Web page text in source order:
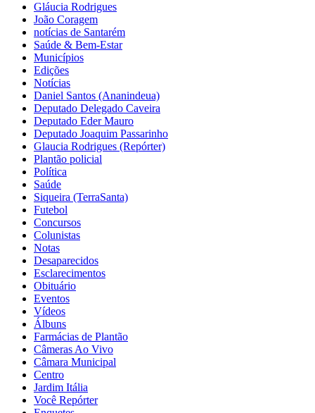
Gláucia Rodrigues
João Coragem
notícias de Santarém
Saúde & Bem-Estar
Municípios
Edições
Notícias
Daniel Santos (Ananindeua)
Deputado Delegado Caveira
Deputado Eder Mauro
Deputado Joaquim Passarinho
Glaucia Rodrigues (Repórter)
Plantão policial
Política
Saúde
Siqueira (TerraSanta)
Futebol
Concursos
Colunistas
Notas
Desaparecidos
Esclarecimentos
Obituário
Eventos
Vídeos
Álbuns
Farmácias de Plantão
Câmeras Ao Vivo
Câmara Municipal
Centro
Jardim Itália
Você Repórter